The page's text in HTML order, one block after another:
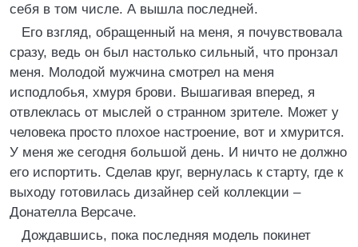
себя в том числе. А вышла последней.
Его взгляд, обращенный на меня, я почувствовала
сразу, ведь он был настолько сильный, что пронзал
меня. Молодой мужчина смотрел на меня
исподлобья, хмуря брови. Вышагивая вперед, я
отвлеклась от мыслей о странном зрителе. Может у
человека просто плохое настроение, вот и хмурится.
У меня же сегодня большой день. И ничто не должно
его испортить. Сделав круг, вернулась к старту, где к
выходу готовилась дизайнер сей коллекции –
Донателла Версаче.
Дождавшись, пока последняя модель покинет